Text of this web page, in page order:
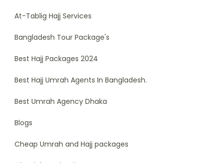
At-Tablig Hajj Services
Bangladesh Tour Package's
Best Hajj Packages 2024
Best Hajj Umrah Agents In Bangladesh.
Best Umrah Agency Dhaka
Blogs
Cheap Umrah and Hajj packages